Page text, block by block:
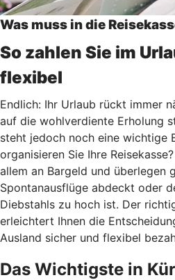
Was muss in die
So zahlen Sie im
flexibel
Endlich: Ihr Urlaub rückt immer
auf die wohlverdiente Erholung
steht jedoch noch eine wichtige
organisieren Sie Ihre
allem an Bargeld und überlegen
Spontanausflüge abdeckt oder
Diebstahls zu hoch ist. Der
erleichtert Ihnen die
Ausland sicher und flexibel
Das Wichtigste in